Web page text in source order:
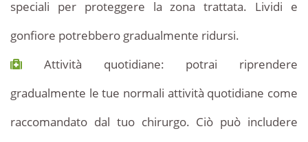
speciali per proteggere la zona trattata. Lividi e
gonfiore potrebbero gradualmente ridursi.
Attività quotidiane: potrai riprendere
gradualmente le tue normali attività quotidiane come
raccomandato dal tuo chirurgo. Ciò può includere